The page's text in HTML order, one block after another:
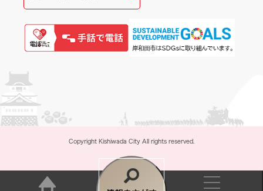
Copyright Kishiwada City All rights reserved.